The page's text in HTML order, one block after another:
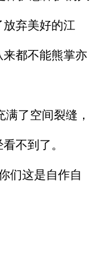
弃美好的江
都不能熊掌亦
了空间裂缝，
不到了。
们这是自作自